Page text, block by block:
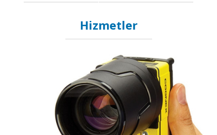
Hizmetler